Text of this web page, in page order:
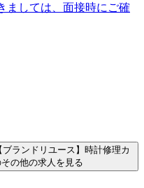
ましては、面接時にご確
ランドリユース】時計修理カ
の他の求人を見る